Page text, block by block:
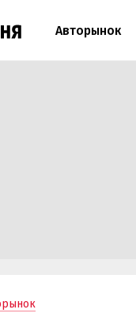
Авторынок